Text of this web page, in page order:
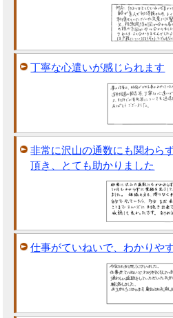
丁寧な心遣いが感じられます
非常に沢山の通数にも関わら
頂き、とても助かりました
仕事がていねいで、わかりや